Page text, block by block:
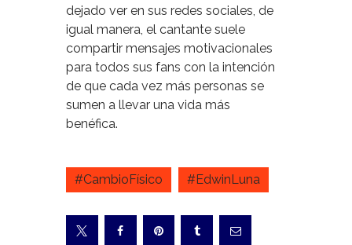
dejado ver en sus redes sociales, de
igual manera, el cantante suele
compartir mensajes motivacionales
para todos sus fans con la intención
de que cada vez más personas se
sumen a llevar una vida más
benéfica.
#CambioFísico #EdwinLuna